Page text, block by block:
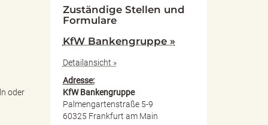
oder
Zuständige Stellen und
Formulare
KfW Bankengruppe »
Detailansicht »
Adresse:
KfW Bankengruppe
Palmengartenstraße 5-9
60325 Frankfurt am Main